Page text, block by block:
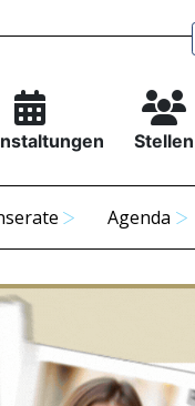
Stellen
Agenda